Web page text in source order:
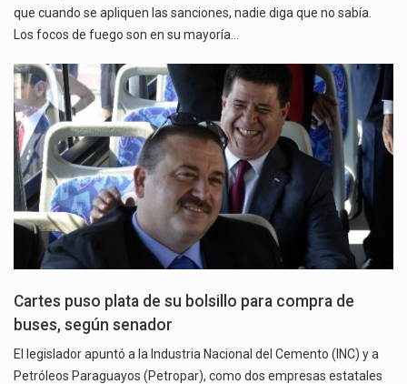
que cuando se apliquen las sanciones, nadie diga que no sabía.
Los focos de fuego son en su mayoría…
Cartes puso plata de su bolsillo para compra de
buses, según senador
El legislador apuntó a la Industria Nacional del Cemento (INC) y a
Petróleos Paraguayos (Petropar), como dos empresas estatales